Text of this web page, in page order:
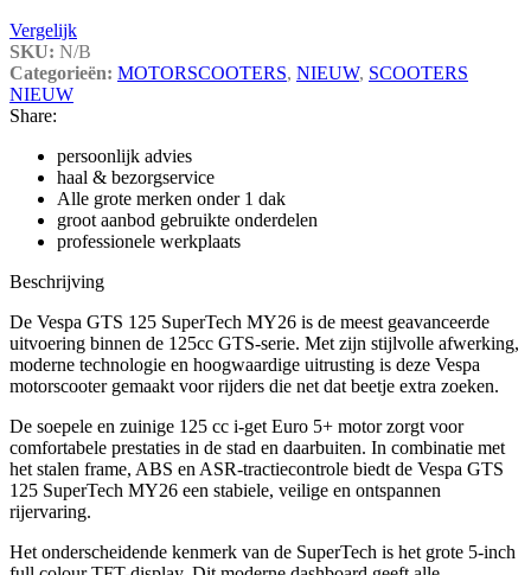
Vergelijk
SKU: N/B
Categorieën: MOTORSCOOTERS, NIEUW, SCOOTERS
NIEUW
Share:
persoonlijk advies
haal & bezorgservice
Alle grote merken onder 1 dak
groot aanbod gebruikte onderdelen
professionele werkplaats
Beschrijving
De Vespa GTS 125 SuperTech MY26 is de meest geavanceerde
uitvoering binnen de 125cc GTS-serie. Met zijn stijlvolle afwerking,
moderne technologie en hoogwaardige uitrusting is deze Vespa
motorscooter gemaakt voor rijders die net dat beetje extra zoeken.
De soepele en zuinige 125 cc i-get Euro 5+ motor zorgt voor
comfortabele prestaties in de stad en daarbuiten. In combinatie met
het stalen frame, ABS en ASR-tractiecontrole biedt de Vespa GTS
125 SuperTech MY26 een stabiele, veilige en ontspannen
rijervaring.
Het onderscheidende kenmerk van de SuperTech is het grote 5-inch